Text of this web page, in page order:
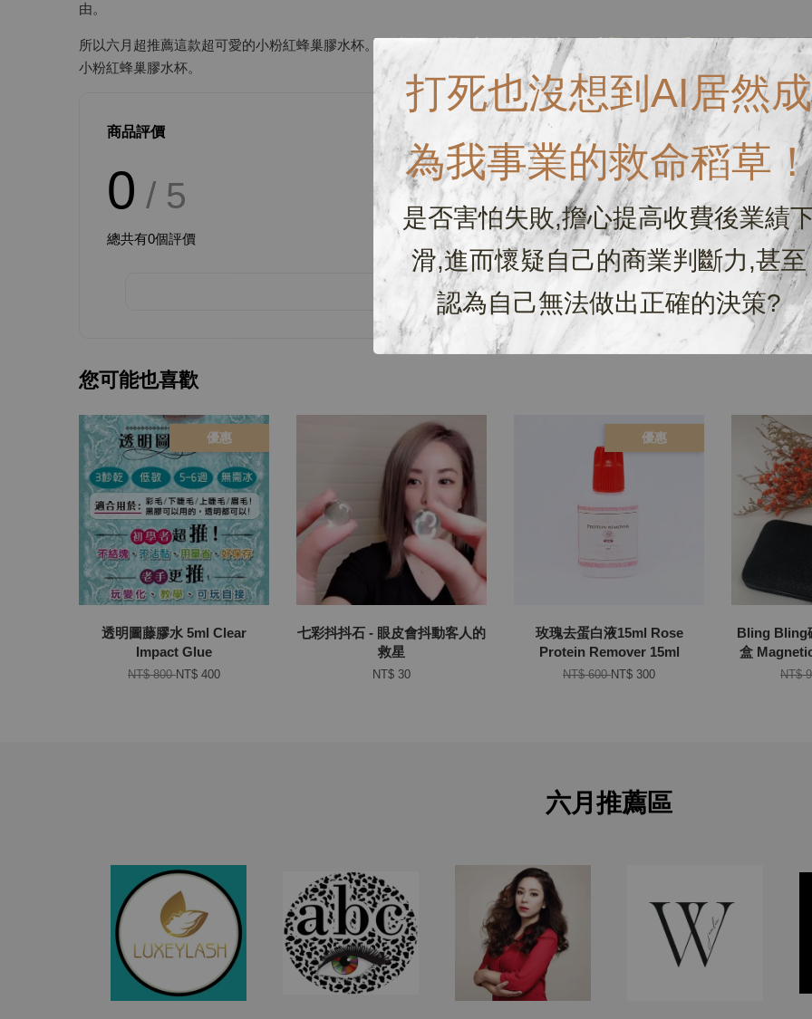
打死也沒想到AI居然成
為我事業的救命稻草！
是否害怕失敗,擔心提高收費後業績
滑,進而懷疑自己的商業判斷力,甚至
認為自己無法做出正確的決策?
由。
所以六月超推薦這款超可愛的小粉紅蜂巢膠水杯。保證用了會讓你愛不釋手。一次只需要一小滴，平均省掉您每次滴出來
小粉紅蜂巢膠水杯。
商品評價
0 / 5
總共有0個評價
您可能也喜歡
優惠
透明圖藤膠水 5ml Clear
Impact Glue
NT$ 800NT$ 400
七彩抖抖石 - 眼皮會抖動客人的
救星
NT$ 30
優惠
玫瑰去蛋白液15ml Rose
Protein Remover 15ml
NT$ 600NT$ 300
Bling Bling
盒
NT$
六月推薦區